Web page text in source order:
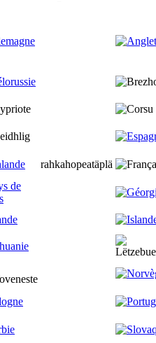
rahkahopeatäplä